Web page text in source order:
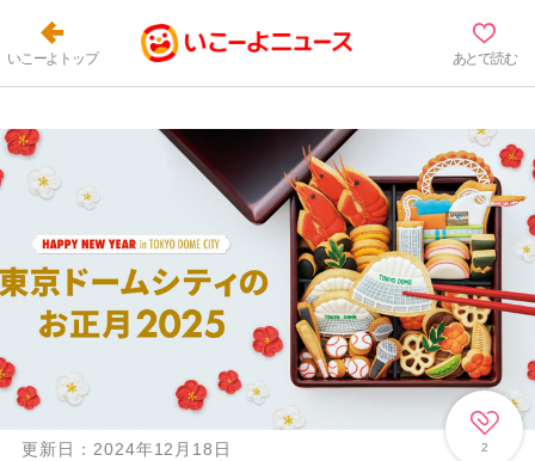
いこーよトップ あとで読む
2
更新日： 2024年12月18日